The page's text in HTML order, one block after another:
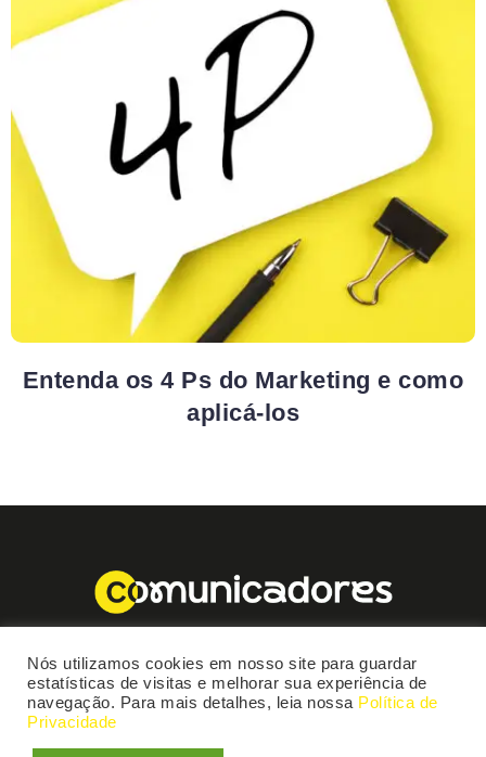
Entenda os 4 Ps do Marketing e como
aplicá-los
Comunicadores 2025 © Todos os Direitos Reservados.
Nós utilizamos cookies em nosso site para guardar
estatísticas de visitas e melhorar sua experiência de
navegação. Para mais detalhes, leia nossa Política de
Privacidade